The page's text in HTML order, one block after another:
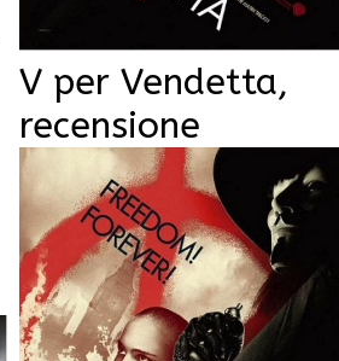
V per Vendetta,
recensione